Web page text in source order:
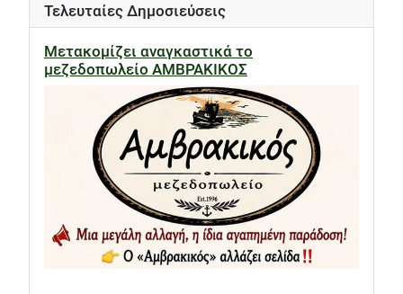
Τελευταίες Δημοσιεύσεις
Μετακομίζει αναγκαστικά το
μεζεδοπωλείο ΑΜΒΡΑΚΙΚΟΣ